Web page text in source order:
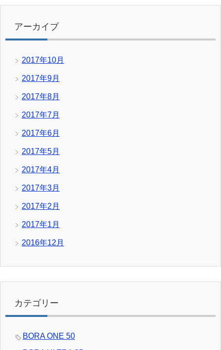
アーカイブ
2017年10月
2017年9月
2017年8月
2017年7月
2017年6月
2017年5月
2017年4月
2017年3月
2017年2月
2017年1月
2016年12月
カテゴリー
BORA ONE 50